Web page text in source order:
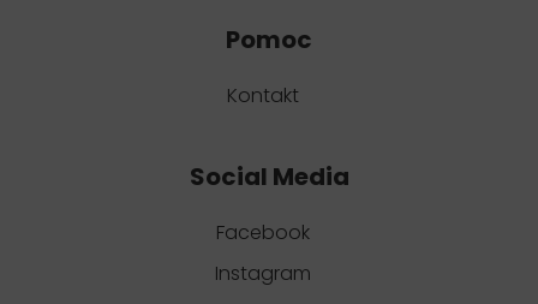
Pomoc
Kontakt
Social Media
Facebook
Instagram